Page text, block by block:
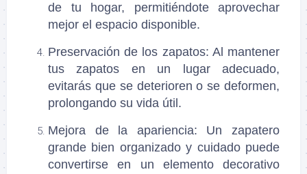
de tu hogar, permitiéndote aprovechar
mejor el espacio disponible.
Preservación de los zapatos: Al mantener
tus zapatos en un lugar adecuado,
evitarás que se deterioren o se deformen,
prolongando su vida útil.
Mejora de la apariencia: Un zapatero
grande bien organizado y cuidado puede
convertirse en un elemento decorativo